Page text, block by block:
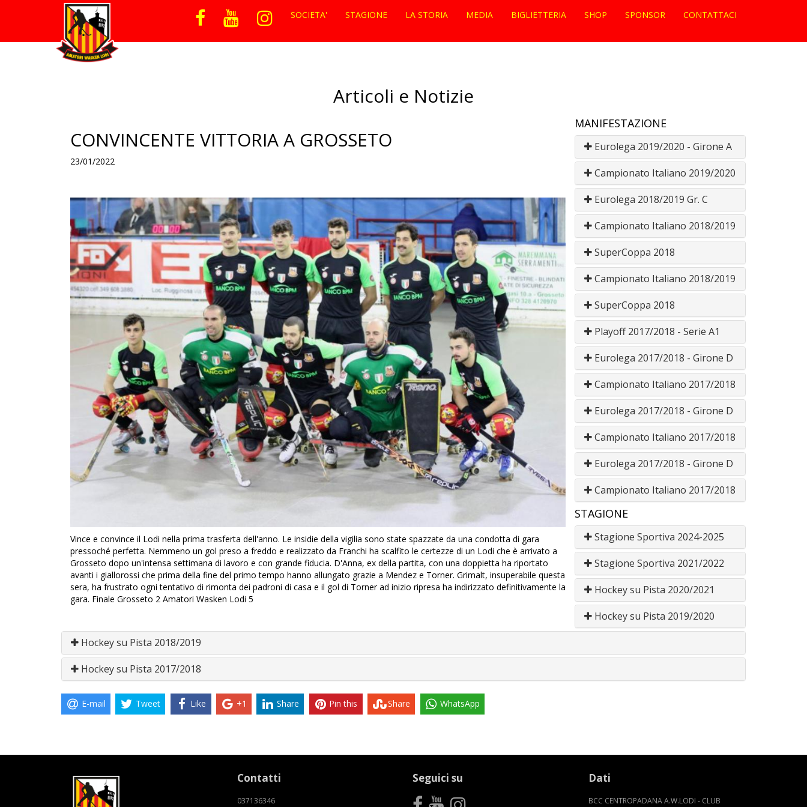
SOCIETA' STAGIONE LA STORIA MEDIA BIGLIETTERIA SHOP SPONSOR CONTATTACI
Articoli e Notizie
CONVINCENTE VITTORIA A GROSSETO
23/01/2022
Vince e convince il Lodi nella prima trasferta dell'anno. Le insidie della vigilia sono state spazzate da una condotta di gara
pressoché perfetta. Nemmeno un gol preso a freddo e realizzato da Franchi ha scalfito le certezze di un Lodi che è arrivato a
Grosseto dopo un'intensa settimana di lavoro e con grande fiducia. D'Anna, ex della partita, con una doppietta ha riportato
avanti i giallorossi che prima della fine del primo tempo hanno allungato grazie a Mendez e Torner. Grimalt, insuperabile questa
sera, ha frustrato ogni tentativo di rimonta dei padroni di casa e il gol di Torner ad inizio ripresa ha indirizzato definitivamente la
gara. Finale Grosseto 2 Amatori Wasken Lodi 5
MANIFESTAZIONE
Eurolega 2019/2020 - Girone A
Campionato Italiano 2019/2020
Eurolega 2018/2019 Gr. C
Campionato Italiano 2018/2019
SuperCoppa 2018
Campionato Italiano 2018/2019
SuperCoppa 2018
Playoff 2017/2018 - Serie A1
Eurolega 2017/2018 - Girone D
Campionato Italiano 2017/2018
Eurolega 2017/2018 - Girone D
Campionato Italiano 2017/2018
Eurolega 2017/2018 - Girone D
Campionato Italiano 2017/2018
STAGIONE
Stagione Sportiva 2024-2025
Stagione Sportiva 2021/2022
Hockey su Pista 2020/2021
Hockey su Pista 2019/2020
Hockey su Pista 2018/2019
Hockey su Pista 2017/2018
E-mail Tweet Like +1 Share Pin this Share WhatsApp
Contatti
037136346
Seguici su Dati
BCC CENTROPADANA A.W.LODI - CLUB